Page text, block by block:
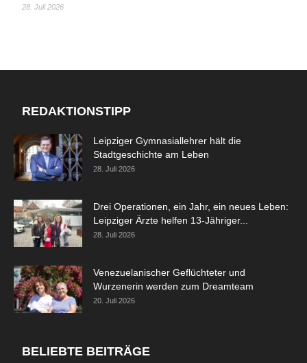
28. Juli 2026
REDAKTIONSTIPP
Leipziger Gymnasiallehrer hält die
Stadtgeschichte am Leben
28. Juli 2026
Drei Operationen, ein Jahr, ein neues Leben:
Leipziger Ärzte helfen 13-Jähriger...
28. Juli 2026
Venezuelanischer Geflüchteter und
Wurzenerin werden zum Dreamteam
20. Juli 2026
BELIEBTE BEITRÄGE